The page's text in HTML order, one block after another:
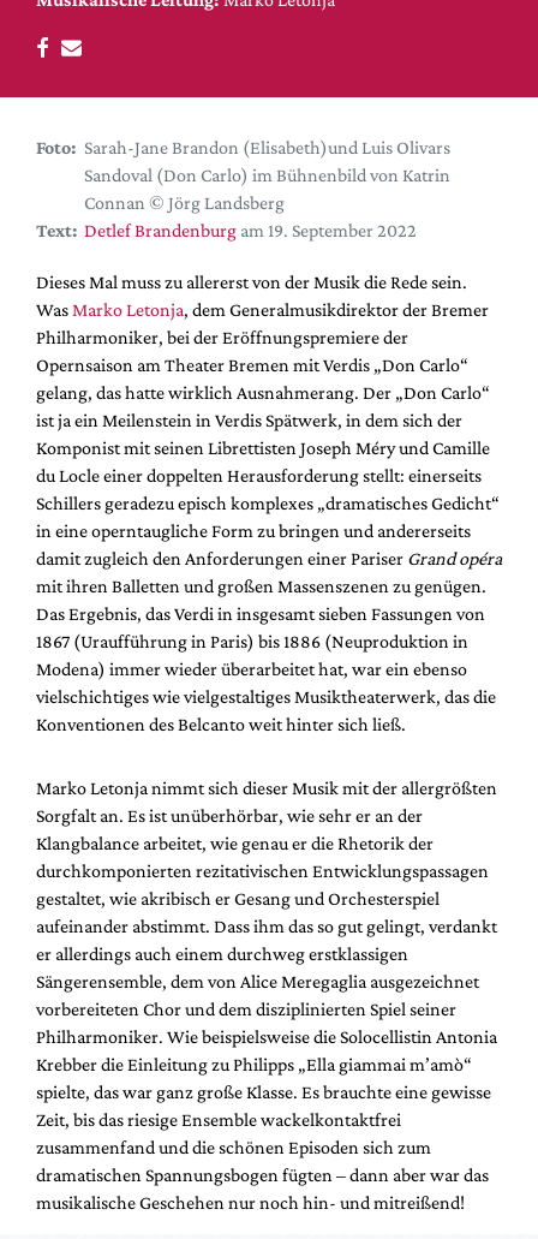
DdB-map
Kalender
Premierensuche
Festival-Planer
Hefte
Alle Hefte
Podcast
Service
Shop / Abo
Newsletter
Redaktion
Autor:innen
Partner
Mediadaten
Suche
Foto: Sarah-Jane Brandon (Elisabeth)und Luis Olivars
Sandoval (Don Carlo) im Bühnenbild von Katrin
Connan © Jörg Landsberg
Text: Detlef Brandenburg am 19. September 2022
Dieses Mal muss zu allererst von der Musik die Rede sein.
Was Marko Letonja, dem Generalmusikdirektor der Bremer
Philharmoniker, bei der Eröffnungspremiere der
Opernsaison am Theater Bremen mit Verdis „Don Carlo“
gelang, das hatte wirklich Ausnahmerang. Der „Don Carlo“
ist ja ein Meilenstein in Verdis Spätwerk, in dem sich der
Komponist mit seinen Librettisten Joseph Méry und Camille
du Locle einer doppelten Herausforderung stellt: einerseits
Schillers geradezu episch komplexes „dramatisches Gedicht“
in eine operntaugliche Form zu bringen und andererseits
damit zugleich den Anforderungen einer Pariser Grand opéra
mit ihren Balletten und großen Massenszenen zu genügen.
Das Ergebnis, das Verdi in insgesamt sieben Fassungen von
1867 (Uraufführung in Paris) bis 1886 (Neuproduktion in
Modena) immer wieder überarbeitet hat, war ein ebenso
vielschichtiges wie vielgestaltiges Musiktheaterwerk, das die
Konventionen des Belcanto weit hinter sich ließ.
Marko Letonja nimmt sich dieser Musik mit der allergrößten
Sorgfalt an. Es ist unüberhörbar, wie sehr er an der
Klangbalance arbeitet, wie genau er die Rhetorik der
durchkomponierten rezitativischen Entwicklungspassagen
gestaltet, wie akribisch er Gesang und Orchesterspiel
aufeinander abstimmt. Dass ihm das so gut gelingt, verdankt
er allerdings auch einem durchweg erstklassigen
Sängerensemble, dem von Alice Meregaglia ausgezeichnet
vorbereiteten Chor und dem disziplinierten Spiel seiner
Philharmoniker. Wie beispielsweise die Solocellistin Antonia
Krebber die Einleitung zu Philipps „Ella giammai m’amò“
spielte, das war ganz große Klasse. Es brauchte eine gewisse
Zeit, bis das riesige Ensemble wackelkontaktfrei
zusammenfand und die schönen Episoden sich zum
dramatischen Spannungsbogen fügten – dann aber war das
musikalische Geschehen nur noch hin- und mitreißend!